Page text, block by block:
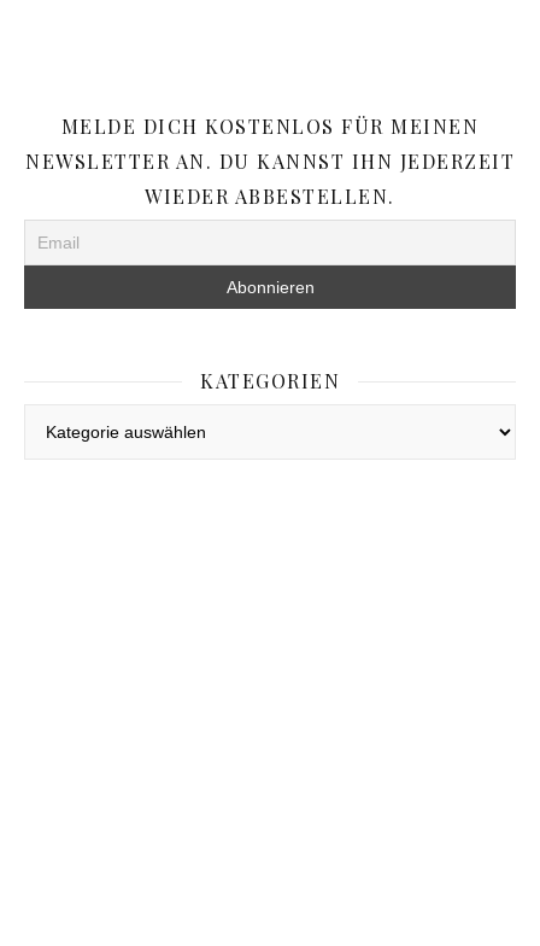
MELDE DICH KOSTENLOS FÜR MEINEN
NEWSLETTER AN. DU KANNST IHN JEDERZEIT
WIEDER ABBESTELLEN.
KATEGORIEN